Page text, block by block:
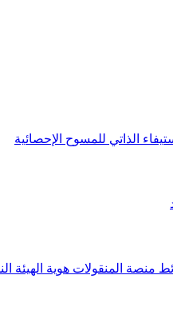
الذاتي للمسوح الإحصائية
منصة المنقولات هوية الهيئة